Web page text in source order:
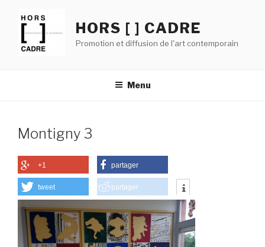
contenu
principal
HORS [ ] CADRE
Promotion et diffusion de l'art contemporain
Menu
Montigny 3
+1 partager
tweet partager